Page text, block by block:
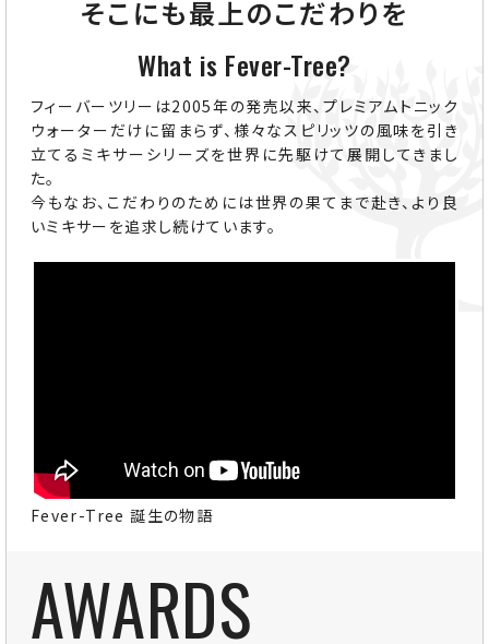
そこにも最上のこだわりを
What is Fever-Tree?
フィーバーツリーは2005年の発売以来、プレミアムトニック
ウォーターだけに留まらず、様々なスピリッツの風味を引き
立てるミキサーシリーズを世界に先駆けて展開してきまし
た。
今もなお、こだわりのためには世界の果てまで赴き、より良
いミキサーを追求し続けています。
Fever-Tree 誕生の物語
AWARDS